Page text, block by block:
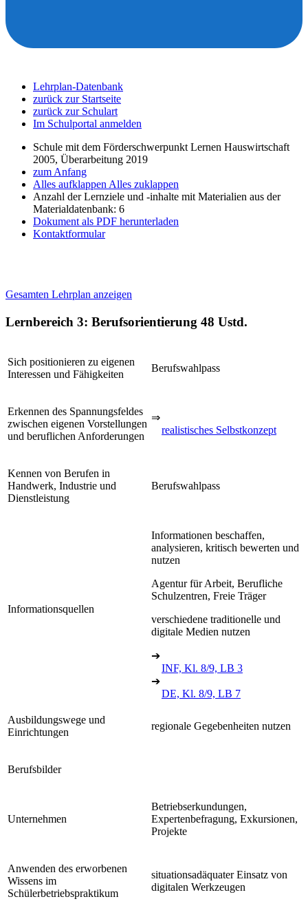
Lehrplan-Datenbank
zurück zur Startseite
zurück zur Schulart
Im Schulportal anmelden
Schule mit dem Förderschwerpunkt Lernen Hauswirtschaft
2005, Überarbeitung 2019
zum Anfang
Alles aufklappen Alles zuklappen
Anzahl der Lernziele und -inhalte mit Materialien aus der
Materialdatenbank: 6
Dokument als PDF herunterladen
Kontaktformular
Gesamten Lehrplan anzeigen
Lernbereich 3: Berufsorientierung 48 Ustd.
Sich positionieren zu eigenen
Interessen und Fähigkeiten
Berufswahlpass
Erkennen des Spannungsfeldes
zwischen eigenen Vorstellungen
und beruflichen Anforderungen
⇒
realistisches Selbstkonzept
Kennen von Berufen in
Handwerk, Industrie und
Dienstleistung
Berufswahlpass
Informationsquellen
Informationen beschaffen,
analysieren, kritisch bewerten und
nutzen
Agentur für Arbeit, Berufliche
Schulzentren, Freie Träger
verschiedene traditionelle und
digitale Medien nutzen
➔
INF, Kl. 8/9, LB 3
➔
DE, Kl. 8/9, LB 7
Ausbildungswege und
Einrichtungen
regionale Gegebenheiten nutzen
Berufsbilder
Unternehmen
Betriebserkundungen,
Expertenbefragung, Exkursionen,
Projekte
Anwenden des erworbenen
Wissens im
Schülerbetriebspraktikum
situationsadäquater Einsatz von
digitalen Werkzeugen